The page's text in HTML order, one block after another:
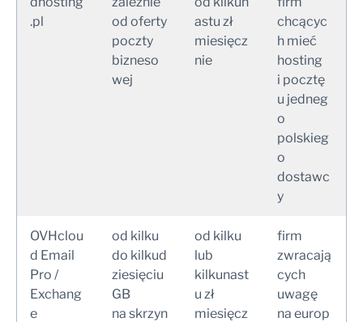
.pl
od oferty
poczty
bizneso
wej
astu zł
miesięcz
nie
chcącyc
h mieć
hosting
i pocztę
u jedneg
o
polskieg
o
dostawc
y
OVHclou
d Email
Pro /
Exchang
e
od kilku
do kilkud
ziesięciu
GB
na skrzyn
od kilku
lub
kilkunast
u zł
miesięcz
firm
zwracają
cych
uwagę
na europ